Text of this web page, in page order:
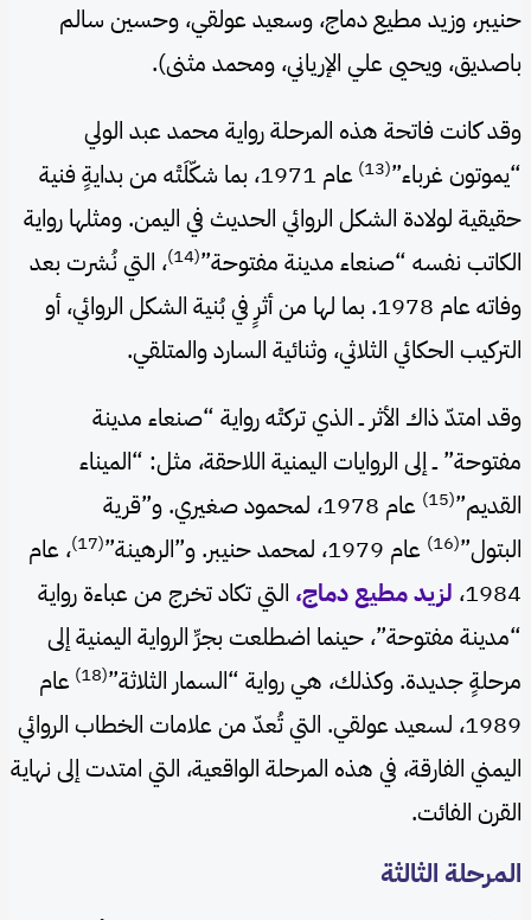
حنيبر، وزيد مطيع دماج، وسعيد عولقي، وحسين سالم
باصديق، ويحيى علي الإرياني، ومحمد مثنى).
وقد كانت فاتحة هذه المرحلة رواية محمد عبد الولي
“يموتون غرباء”(13)
عام 1971، بما شكّلَتْه من بدايةٍ فنية
حقيقية لولادة الشكل الروائي الحديث في اليمن. ومثلها رواية
الكاتب نفسه “صنعاء مدينة مفتوحة”(14)
، التي نُشرت بعد
وفاته عام 1978. بما لها من أثرٍ في بُنية الشكل الروائي، أو
التركيب الحكائي الثلاثي، وثنائية السارد والمتلقي.
وقد امتدّ ذاك الأثر ــ الذي تركتْه رواية “صنعاء مدينة
مفتوحة” ــ إلى الروايات اليمنية اللاحقة، مثل: “الميناء
القديم”(15)
عام 1978، لمحمود صغيري. و”قرية
البتول”(16) عام 1979، لمحمد حنيبر. و”الرهينة” (17)
، عام
1984، لزيد مطيع دماج، التي تكاد تخرج من عباءة رواية
“مدينة مفتوحة”، حينما اضطلعت بجرِّ الرواية اليمنية إلى
مرحلةٍ جديدة. وكذلك، هي رواية “السمار الثلاثة”(18)
عام
1989، لسعيد عولقي. التي تُعدّ من علامات الخطاب الروائي
اليمني الفارقة، في هذه المرحلة الواقعية، التي امتدت إلى نهاية
القرن الفائت.
المرحلة الثالثة